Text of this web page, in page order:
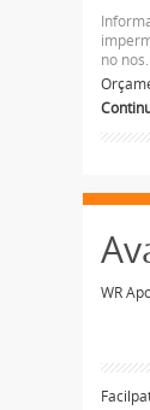
no
WR